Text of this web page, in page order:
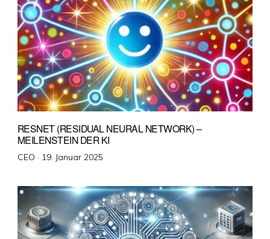
RESNET (RESIDUAL NEURAL NETWORK) –
MEILENSTEIN DER KI
CEO · Veröffentlicht
19. Januar 2025